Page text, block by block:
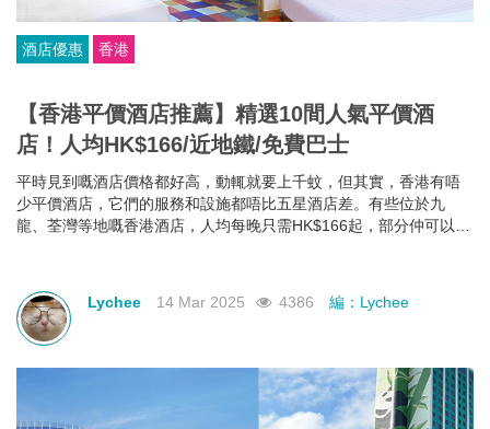
酒店優惠 香港
【香港平價酒店推薦】精選10間人氣平價酒
店！人均HK$166/近地鐵/免費巴士
平時見到嘅酒店價格都好高，動輒就要上千蚊，但其實，香港有唔
少平價酒店，它們的服務和設施都唔比五星酒店差。有些位於九
龍、荃灣等地嘅香港酒店，人均每晚只需HK$166起，部分仲可以欣
Lychee
14 Mar 2025 4386 編：Lychee